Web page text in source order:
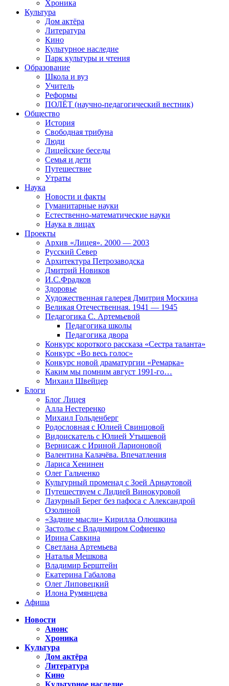
Хроника
Культура
Дом актёра
Литература
Кино
Культурное наследие
Парк культуры и чтения
Образование
Школа и вуз
Учитель
Реформы
ПОЛЁТ (научно-педагогический вестник)
Общество
История
Свободная трибуна
Люди
Лицейские беседы
Семья и дети
Путешествие
Утраты
Наука
Новости и факты
Гуманитарные науки
Естественно-математические науки
Наука в лицах
Проекты
Архив «Лицея». 2000 — 2003
Русский Север
Архитектура Петрозаводска
Дмитрий Новиков
И.С.Фрадков
Здоровье
Художественная галерея Дмитрия Москина
Великая Отечественная. 1941 — 1945
Педагогика С. Артемьевой
Педагогика школы
Педагогика двора
Конкурс короткого рассказа «Сестра таланта»
Конкурс «Во весь голос»
Конкурс новой драматургии «Ремарка»
Каким мы помним август 1991-го…
Михаил Швейцер
Блоги
Блог Лицея
Алла Нестеренко
Михаил Гольденберг
Родословная с Юлией Свинцовой
Видоискатель с Юлией Утышевой
Вернисаж с Ириной Ларионовой
Валентина Калачёва. Впечатления
Лариса Хенинен
Олег Гальченко
Культурный променад с Зоей Арнаутовой
Путешествуем с Лидией Винокуровой
Лазурный Берег без пафоса с Александрой
Озолиной
«Задние мысли» Кирилла Олюшкина
Застолье с Владимиром Софиенко
Ирина Савкина
Светлана Артемьева
Наталья Мешкова
Владимир Берштейн
Екатерина Габалова
Олег Липовецкий
Илона Румянцева
Афиша
Новости
Анонс
Хроника
Культура
Дом актёра
Литература
Кино